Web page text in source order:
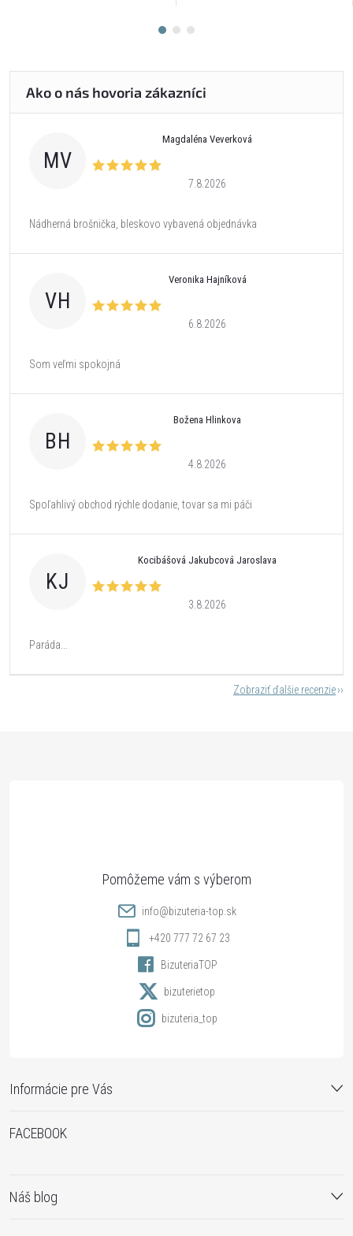
MV
Magdaléna Veverková
7.8.2026
Nádherná brošnička, bleskovo vybavená objednávka
VH
Veronika Hajníková
6.8.2026
Som veľmi spokojná
BH
Božena Hlinkova
4.8.2026
Spoľahlivý obchod rýchle dodanie, tovar sa mi páči
KJ
Kocibášová Jakubcová Jaroslava
3.8.2026
Paráda...
Zobraziť ďalšie recenzie
Informácie pre Vás
info@bizuteria-top.sk
+420 777 72 67 23
BizuteriaTOP
bizuterietop
bizuteria_top
FACEBOOK
Náš blog